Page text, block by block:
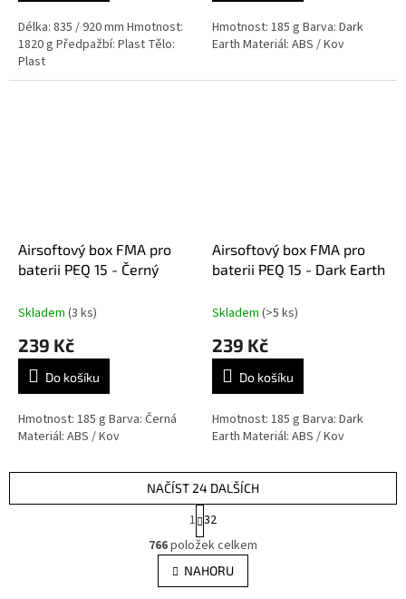
Délka: 835 / 920 mm Hmotnost:
1820 g Předpažbí: Plast Tělo:
Plast
Hmotnost: 185 g Barva: Dark
Earth Materiál: ABS / Kov
Airsoftový box FMA pro
baterii PEQ 15 - Černý
Skladem (3 ks)
239 Kč
Do košíku
Hmotnost: 185 g Barva: Černá
Materiál: ABS / Kov
Airsoftový box FMA pro
baterii PEQ 15 - Dark Earth
Skladem (>5 ks)
239 Kč
Do košíku
Hmotnost: 185 g Barva: Dark
Earth Materiál: ABS / Kov
O
v
l
á
NAČÍST 24 DALŠÍCH
S
t
r
á
n
k
1 32
766položek celkem
NAHORU